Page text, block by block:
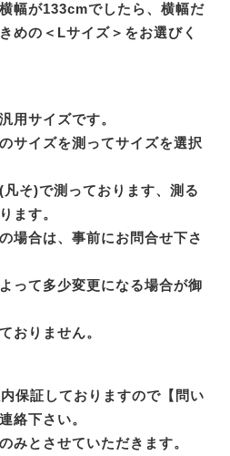
幅が133cmでしたら、横幅だ
めの＜Lサイズ＞をお選びく
用サイズです。
サイズを測ってサイズを選択
そ)で測っております、測る
ます。
場合は、事前にお問合せ下さ
って多少変更になる場合が御
おりません。
保証しておりますので【問い
絡下さい。
みとさせていただきます。